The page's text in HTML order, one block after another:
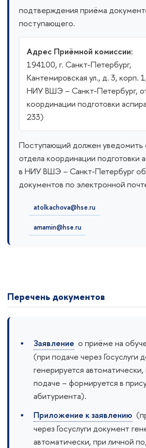
подтверждения приёма
поступающего.
Адрес Приёмной комиссии:
194100, г. Санкт-Петербург,
Кантемировская ул., д. 3, корп.
НИУ ВШЭ – Санкт-Петербург,
координации подготовки
233)
Поступающий должен уведомить
отдела координации подготовки
в НИУ ВШЭ – Санкт-Петербург
документов по электронной
atolkachova@hse.ru
amamin@hse.ru
Перечень документов
Заявление о приёме на
(при подаче через Госуслуги
генерируется
подаче – формируется в
абитуриента).
Приложение к заявлению
через Госуслуги документ
автоматически, при личной